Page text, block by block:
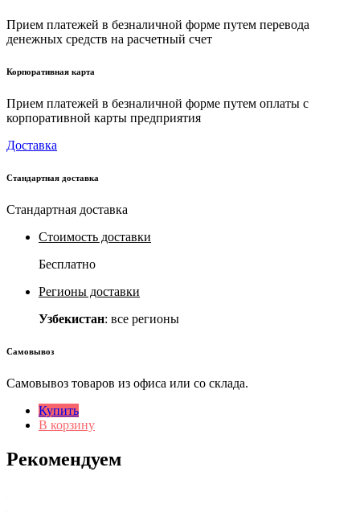
Прием платежей в безналичной форме путем перевода
денежных средств на расчетный счет
Корпоративная карта
Прием платежей в безналичной форме путем оплаты с
корпоративной карты предприятия
Доставка
Стандартная доставка
Стандартная доставка
Стоимость доставки
Бесплатно
Регионы доставки
Узбекистан: все регионы
Самовывоз
Самовывоз товаров из офиса или со склада.
Купить
В корзину
Рекомендуем